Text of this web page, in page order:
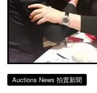
Auctions News 拍賣新聞